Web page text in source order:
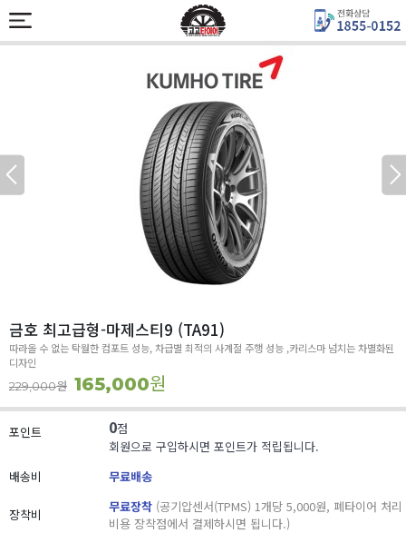
금호 최고급형-마제스티9 (TA91)
따라올 수 없는 탁월한 컴포트 성능, 차급별 최적의 사계절 주행 성능 ,카리스마 넘치는 차별화된
디자인
229,000원 165,000원
포인트 0점
회원으로 구입하시면 포인트가 적립됩니다.
배송비
무료배송
장착비 무료장착 (공기압센서(TPMS) 1개당 5,000원, 폐타이어 처리
비용 장착점에서 결제하시면 됩니다.)